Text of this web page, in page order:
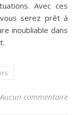
Avec ces
serez prêt à
inoubliable dans
Aucun commentaire